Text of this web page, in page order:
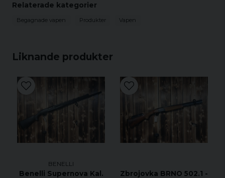
Liknande produkter
BENELLI
Benelli Supernova Kal.
Zbrojovka BRNO 502.1 -
Här finner du mer ingående information angående det
Kaliber
308 win
Tillbehör
weaver
Relaterade kategorier
Begagnade vapen Produkter Vapen